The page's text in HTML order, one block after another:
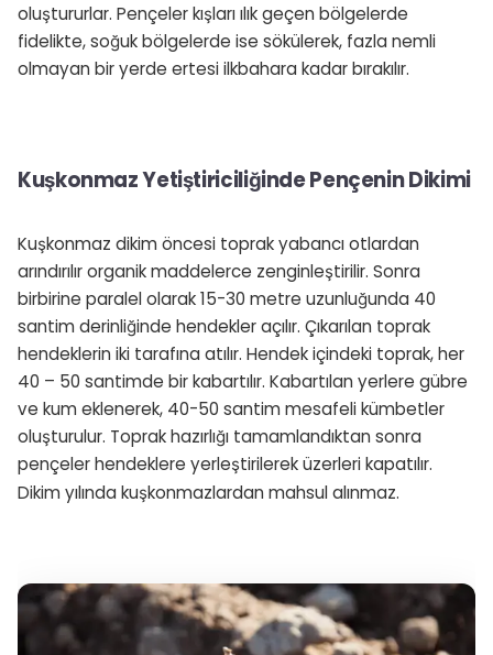
oluştururlar. Pençeler kışları ılık geçen bölgelerde
fidelikte, soğuk bölgelerde ise sökülerek, fazla nemli
olmayan bir yerde ertesi ilkbahara kadar bırakılır.
Kuşkonmaz Yetiştiriciliğinde Pençenin Dikimi
Kuşkonmaz dikim öncesi toprak yabancı otlardan
arındırılır organik maddelerce zenginleştirilir. Sonra
birbirine paralel olarak 15-30 metre uzunluğunda 40
santim derinliğinde hendekler açılır. Çıkarılan toprak
hendeklerin iki tarafına atılır. Hendek içindeki toprak, her
40 – 50 santimde bir kabartılır. Kabartılan yerlere gübre
ve kum eklenerek, 40-50 santim mesafeli kümbetler
oluşturulur. Toprak hazırlığı tamamlandıktan sonra
pençeler hendeklere yerleştirilerek üzerleri kapatılır.
Dikim yılında kuşkonmazlardan mahsul alınmaz.